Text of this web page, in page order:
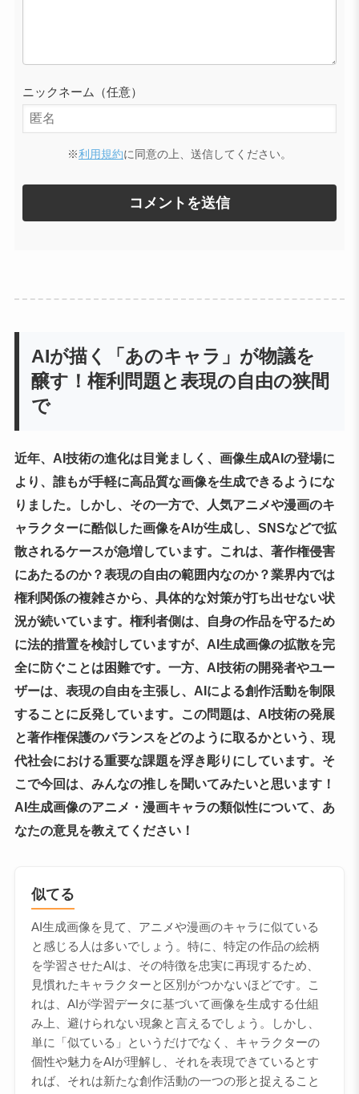
ニックネーム（任意）
※利用規約に同意の上、送信してください。
AIが描く「あのキャラ」が物議を
醸す！権利問題と表現の自由の狭間
で
近年、AI技術の進化は目覚ましく、画像生成AIの登場に
より、誰もが手軽に高品質な画像を生成できるようにな
りました。しかし、その一方で、人気アニメや漫画のキ
ャラクターに酷似した画像をAIが生成し、SNSなどで拡
散されるケースが急増しています。これは、著作権侵害
にあたるのか？表現の自由の範囲内なのか？業界内では
権利関係の複雑さから、具体的な対策が打ち出せない状
況が続いています。権利者側は、自身の作品を守るため
に法的措置を検討していますが、AI生成画像の拡散を完
全に防ぐことは困難です。一方、AI技術の開発者やユー
ザーは、表現の自由を主張し、AIによる創作活動を制限
することに反発しています。この問題は、AI技術の発展
と著作権保護のバランスをどのように取るかという、現
代社会における重要な課題を浮き彫りにしています。そ
こで今回は、みんなの推しを聞いてみたいと思います！
AI生成画像のアニメ・漫画キャラの類似性について、あ
なたの意見を教えてください！
似てる
AI生成画像を見て、アニメや漫画のキャラに似ている
と感じる人は多いでしょう。特に、特定の作品の絵柄
を学習させたAIは、その特徴を忠実に再現するため、
見慣れたキャラクターと区別がつかないほどです。こ
れは、AIが学習データに基づいて画像を生成する仕組
み上、避けられない現象と言えるでしょう。しかし、
単に「似ている」というだけでなく、キャラクターの
個性や魅力をAIが理解し、それを表現できているとす
れば、それは新たな創作活動の一つの形と捉えること